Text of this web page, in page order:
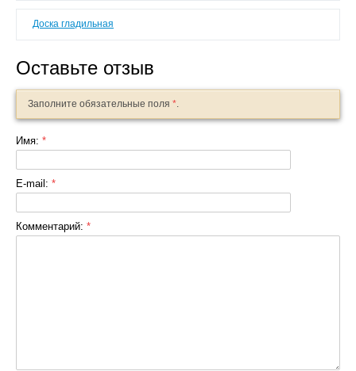
Доска гладильная
Оставьте отзыв
Заполните обязательные поля *.
Имя: *
E-mail: *
Комментарий: *